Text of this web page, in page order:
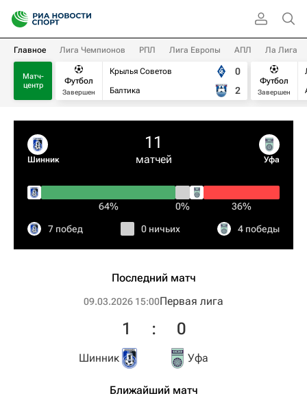
Главное Лига Чемпионов РПЛ Лига Европы АПЛ Ла Лига
Матч-
центр
Футбол
Завершен
Крылья Советов
Балтика
0
2
Футбол
Завершен
Шинник
11
матчей Уфа
64% 0% 36%
7 побед 0 ничьих 4 победы
Последний матч
09.03.2026 15:00Первая лига
Шинник
1 : 0
Уфа
Ближайший матч